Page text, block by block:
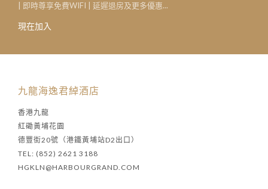
| 即時尊享免費WIFI | 延遲退房及更多優惠...
現在加入
九龍海逸君綽酒店
香港九龍
紅磡黃埔花園
德豐街20號（港鐵黃埔站D2出口）
TEL: (852) 2621 3188
HGKLN@HARBOURGRAND.COM